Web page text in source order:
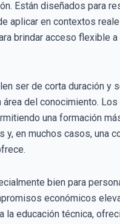
Están diseñados para
aplicar en contextos
brindar acceso flexible
ser de corta duración y
del conocimiento.
una formación
en muchos casos, una
bien para
económicos
la educación técnica,